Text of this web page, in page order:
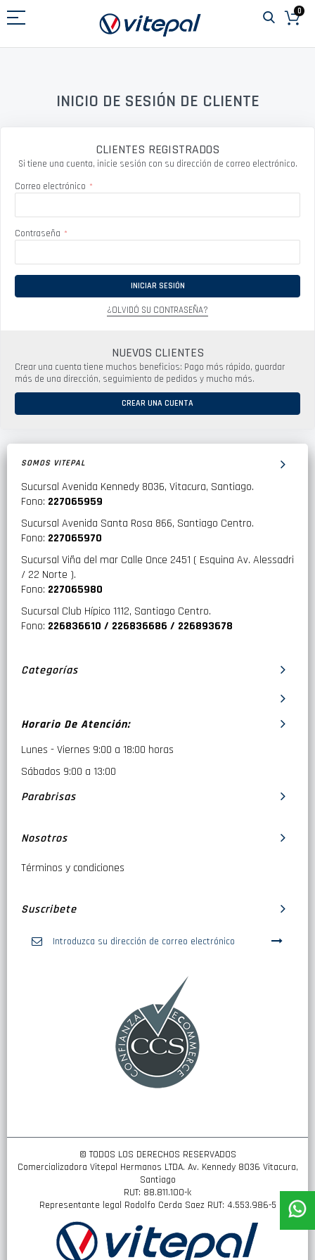
al
0
INICIO DE SESIÓN DE CLIENTE
CLIENTES REGISTRADOS
Si tiene una cuenta, inicie sesión con su dirección de correo electrónico.
Correo electrónico
Contraseña
INICIAR SESIÓN
¿OLVIDÓ SU CONTRASEÑA?
NUEVOS CLIENTES
Crear una cuenta tiene muchos beneficios: Pago más rápido, guardar
más de una dirección, seguimiento de pedidos y mucho más.
CREAR UNA CUENTA
SOMOS VITEPAL
Sucursal Avenida Kennedy 8036, Vitacura, Santiago.
Fono: 227065959
Sucursal Avenida Santa Rosa 866, Santiago Centro.
Fono: 227065970
Sucursal Viña del mar Calle Once 2451 ( Esquina Av. Alessadri
/ 22 Norte ).
Fono: 227065980
Sucursal Club Hípico 1112, Santiago Centro.
Fono: 226836610 / 226836686 / 226893678
Categorías
Horario De Atención:
Lunes - Viernes 9:00 a 18:00 horas
Sábados 9:00 a 13:00
Parabrisas
Nosotros
Términos y condiciones
Suscribete
© TODOS LOS DERECHOS RESERVADOS
Comercializadora Vitepal Hermanos LTDA. Av. Kennedy 8036 Vitacura,
Santiago
RUT: 88.811.100-k
Representante legal Rodolfo Cerda Saez RUT: 4.553.986-5